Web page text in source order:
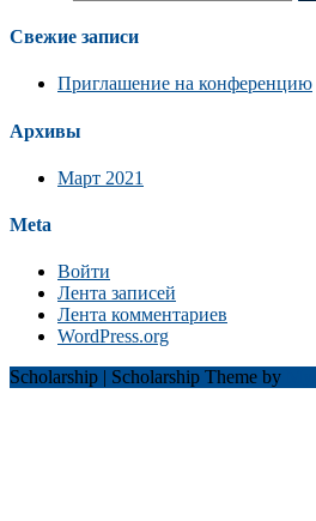
Свежие записи
Приглашение на конференцию
Архивы
Март 2021
Meta
Войти
Лента записей
Лента комментариев
WordPress.org
Scholarship
Scholarship Theme by